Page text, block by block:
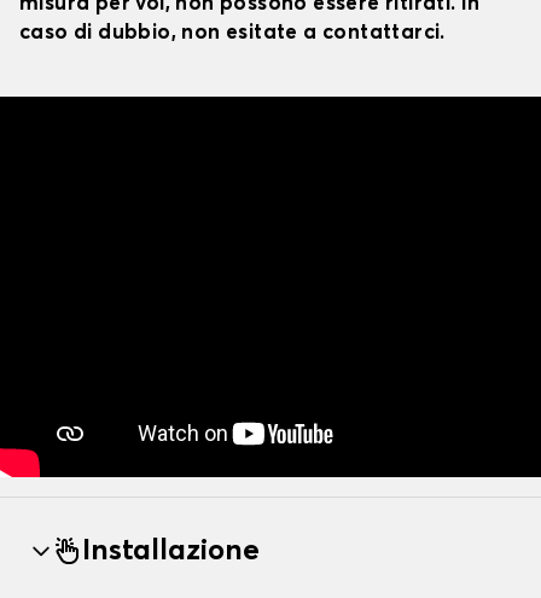
misura per voi, non possono essere ritirati. In
caso di dubbio, non esitate a contattarci.
Installazione